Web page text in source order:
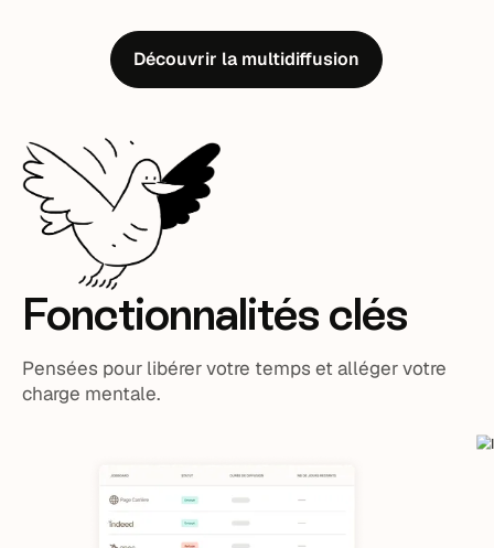
Découvrir la multidiffusion
Fonctionnalités clés
Pensées pour libérer votre temps et alléger votre
charge mentale.